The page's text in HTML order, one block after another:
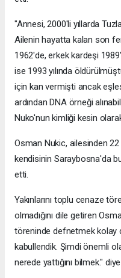
"Annesi, 2000'li yıllarda
Ailenin hayatta kalan son
1962'de, erkek kardeşi
ise 1993 yılında
için kan vermişti ancak
ardından DNA örneği
Nuko'nun kimliği kesin
Osman Nukic, ailesinden 22
kendisinin Saraybosna'da
etti.
Yakınlarını toplu cenaze
olmadığını dile getiren
töreninde defnetmek kolay
kabullendik. Şimdi önemli
nerede yattığını bilmek."